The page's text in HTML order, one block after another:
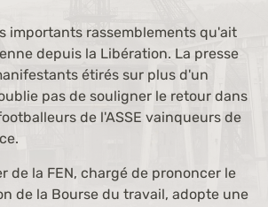
importants rassemblements qu'ait
depuis la Libération. La presse
étirés sur plus d'un
pas de souligner le retour dans
de l'ASSE vainqueurs de
de la FEN, chargé de prononcer le
de la Bourse du travail, adopte une